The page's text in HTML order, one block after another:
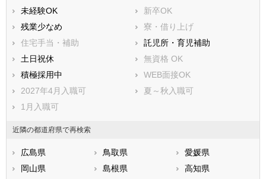
未経験OK
新卒OK
残業少なめ
寮・借り上げ
住宅手当・補助
託児所・育児補助
土日祝休
無資格 OK
積極採用中
WEB面接OK
2027年4月入職可
夏～秋入職可
1月入職可
近隣の都道府県で再検索
広島県 鳥取県
愛媛県
岡山県
島根県
高知県